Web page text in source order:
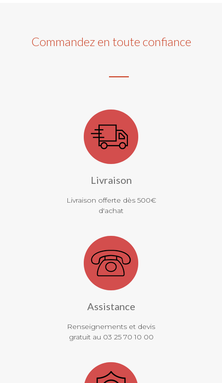
Commandez en toute confiance
Livraison
Livraison offerte dès 500€
d'achat
Assistance
Renseignements et devis
gratuit au 03 25 70 10 00